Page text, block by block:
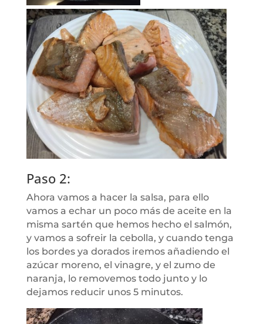
Paso 2:
Ahora vamos a hacer la salsa, para ello
vamos a echar un poco más de aceite en la
misma sartén que hemos hecho el salmón,
y vamos a sofreir la cebolla, y cuando tenga
los bordes ya dorados iremos añadiendo el
azúcar moreno, el vinagre, y el zumo de
naranja, lo removemos todo junto y lo
dejamos reducir unos 5 minutos.